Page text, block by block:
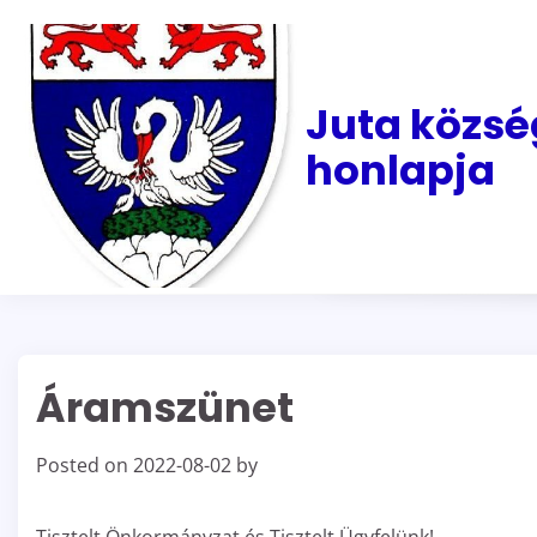
content
Juta
honlapja
Áramszünet
Posted on 2022-08-02 by